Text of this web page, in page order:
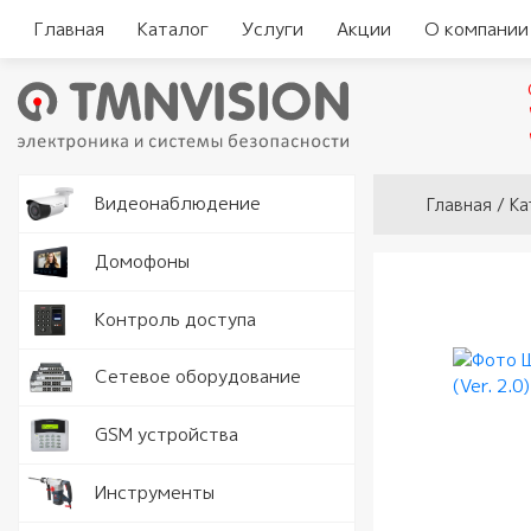
Главная Каталог Услуги Акции О компании
Видеонаблюдение
Домофоны
Контроль доступа
Замки и
Сетевое оборудование Серверы
GSM устройства
Инструменты
Вы здесь
Главная /